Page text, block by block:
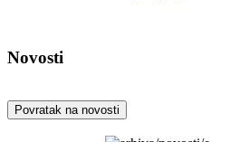
Novosti
Povratak na novosti